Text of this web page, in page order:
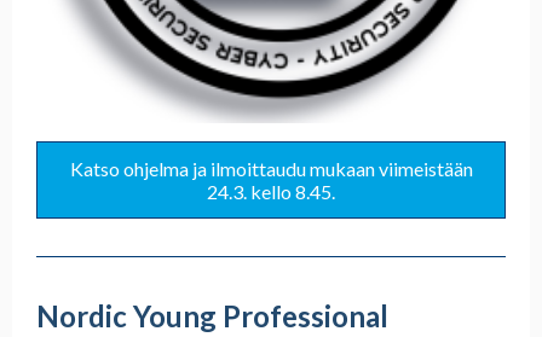
Katso ohjelma ja ilmoittaudu mukaan viimeistään
24.3. kello 8.45.
Nordic Young Professional